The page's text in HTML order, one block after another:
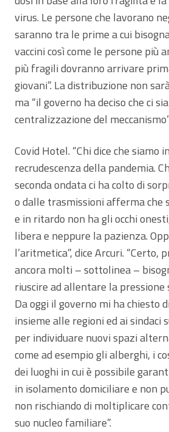
virus. Le persone che lavorano
saranno tra le prime a cui
vaccini così come le persone più
più fragili dovranno arrivare
giovani”. La distribuzione non
ma “il governo ha deciso che ci
centralizzazione del
Covid Hotel. “Chi dice che
recrudescenza della pandemia.
seconda ondata ci ha colto di
o dalle trasmissioni afferma che
e in ritardo non ha gli occhi
libera e neppure la pazienza.
l’aritmetica”, dice Arcuri. “Certo,
ancora molti – sottolinea –
riuscire ad allentare la pressione
Da oggi il governo mi ha chiesto
insieme alle regioni ed ai
per individuare nuovi spazi
come ad esempio gli alberghi, i
dei luoghi in cui è possibile
in isolamento domiciliare e non
non rischiando di moltiplicare
suo nucleo familiare”.